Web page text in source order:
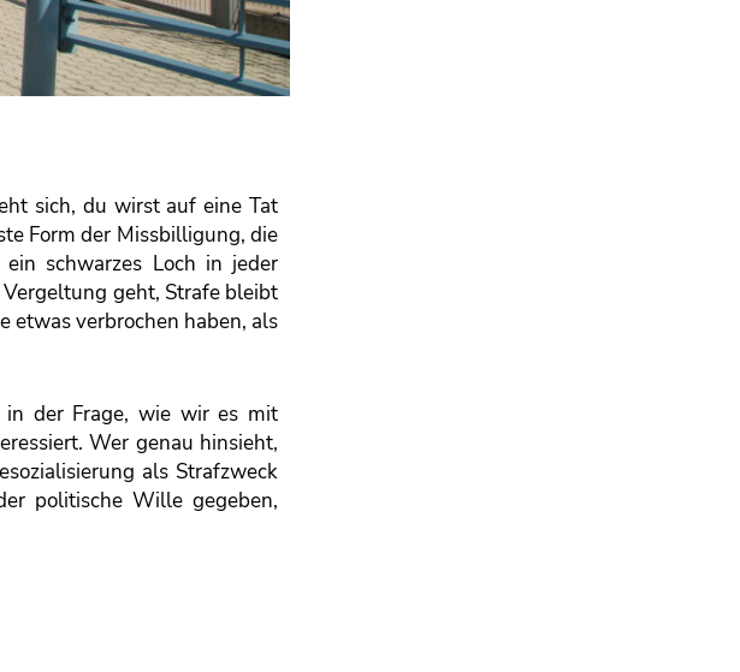
sich, du wirst auf eine Tat
Form der Missbilligung, die
schwarzes Loch in jeder
geht, Strafe bleibt
etwas verbrochen haben, als
in der Frage, wie wir es mit
Wer genau hinsieht,
als Strafzweck
politische Wille gegeben,